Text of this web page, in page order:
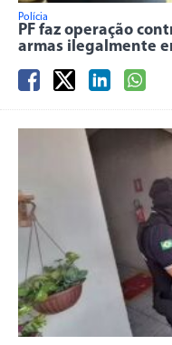
Polícia
PF faz operação
armas ilegalmente